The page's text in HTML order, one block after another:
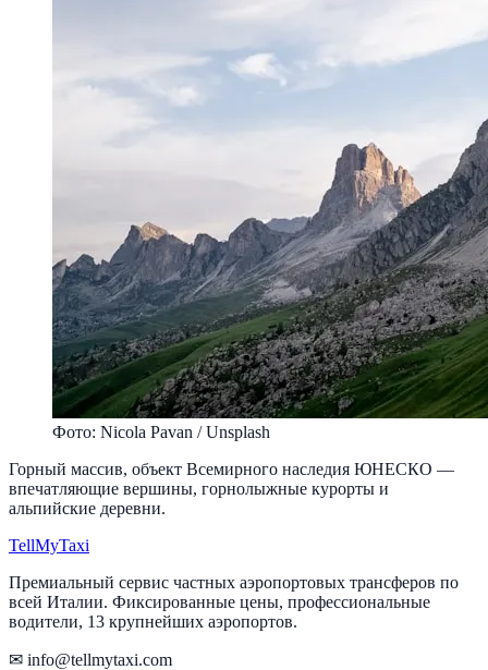
Фото: Nicola Pavan / Unsplash
Горный массив, объект Всемирного наследия ЮНЕСКО —
впечатляющие вершины, горнолыжные курорты и
альпийские деревни.
TellMyTaxi
Премиальный сервис частных аэропортовых трансферов по
всей Италии. Фиксированные цены, профессиональные
водители, 13 крупнейших аэропортов.
✉ info@tellmytaxi.com